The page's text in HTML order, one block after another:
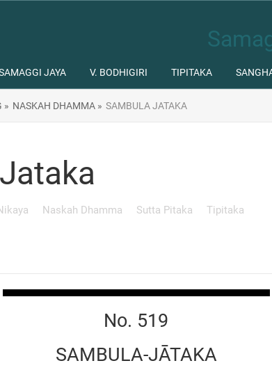
JAYA V. BODHIGIRI TIPITAKA
» NASKAH DHAMMA » SAMBULA JATAKA
Naskah Dhamma Sutta Pitaka Tipitaka
No. 519
SAMBULA-JĀTAKA